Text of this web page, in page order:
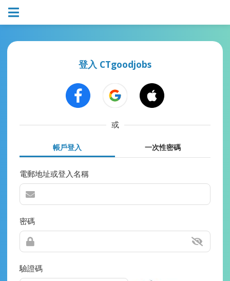
登入 CTgoodjobs
或
帳戶登入 一次性密碼
電郵地址或登入名稱
密碼
驗證碼